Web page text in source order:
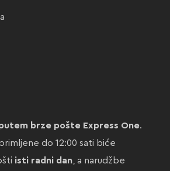
brze pošte Express One.
do 12:00 sati biće
isti radni dan, a narudžbe